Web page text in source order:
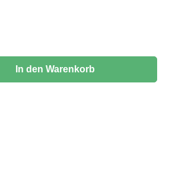
In den Warenkorb